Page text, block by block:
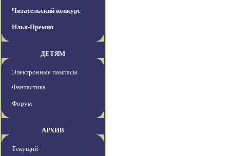
Читательский конкурс
Илья-Премия
ДЕТЯМ
Электронные пампасы
Фантастика
Форум
АРХИВ
Текущий